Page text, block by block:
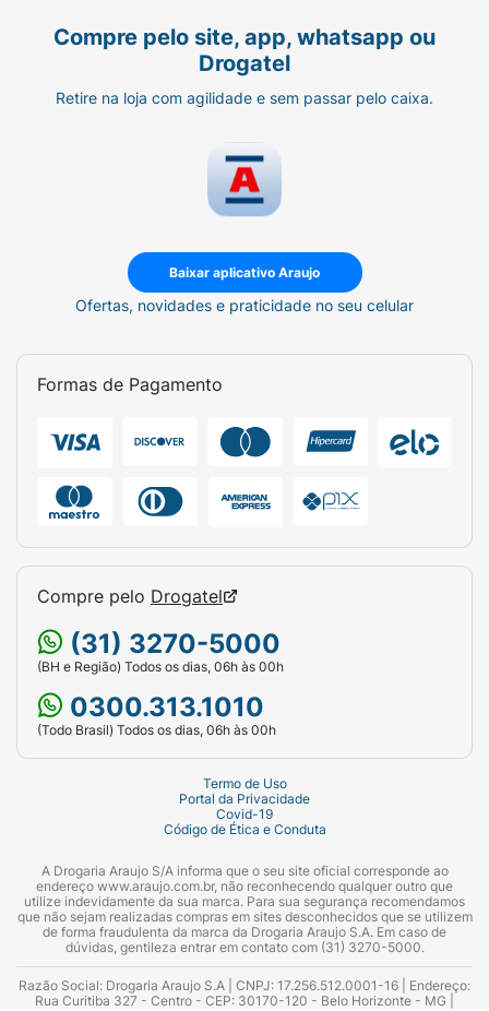
Compre pelo site, app, whatsapp ou
Drogatel
Retire na loja com agilidade e sem passar pelo caixa.
Baixar aplicativo Araujo
Ofertas, novidades e praticidade no seu celular
Formas de Pagamento
Compre pelo Drogatel
(31) 3270-5000
(BH e Região) Todos os dias, 06h às 00h
0300.313.1010
(Todo Brasil) Todos os dias, 06h às 00h
Termo de Uso
Portal da Privacidade
Covid-19
Código de Ética e Conduta
A Drogaria Araujo S/A informa que o seu site oficial corresponde ao
endereço www.araujo.com.br, não reconhecendo qualquer outro que
utilize indevidamente da sua marca. Para sua segurança recomendamos
que não sejam realizadas compras em sites desconhecidos que se utilizem
de forma fraudulenta da marca da Drogaria Araujo S.A. Em caso de
dúvidas, gentileza entrar em contato com (31) 3270-5000.
Razão Social: Drogaria Araujo S.A | CNPJ: 17.256.512.0001-16 | Endereço:
Rua Curitiba 327 - Centro - CEP: 30170-120 - Belo Horizonte - MG |